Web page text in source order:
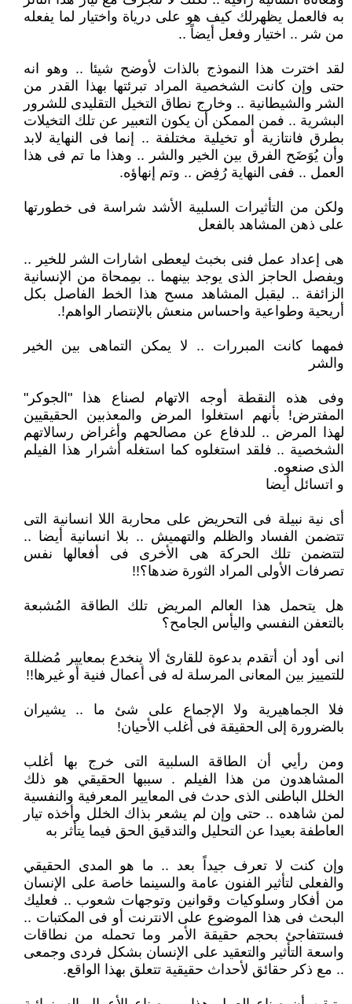
به فالعمل يظهرلك كيف هو على درياة واختيار لما يفعله
من شر .. اختيار وفعل أيضاً ..
لقد اخترت هذا النموذج بالذات لأوضح شيئا .. وهو انه
حتى وإن كانت الشخصية المراد تبرئتها بهذا القدر من
الشر والشيطانية .. وخارج نطاق التخيل التقليدى للشرور
البشرية .. فمن الممكن أن يكون التعبير عن تلك التخيلات
بطرق فانتازية أو تخيلية مختلفة .. إنما فى النهاية لابد
وأن يُوَضَح الفرق بين الخير والشر .. وهذا ما تم فى هذا
العمل .. ففى النهاية رُفِض .. وتم إنهاؤه.
ولكن من التأثيرات السلبية الأشد شراسة فى خطورتها
على ذهن المشاهد بالفعل
هى إعداد عمل فنى بخبث ليعطى اشارات الشر للخير ..
ويفصل الحاجز الذى يوجد بينهما .. بمِمحاة من الإنسانية
الزائفة .. ليقبل المشاهد مسح هذا الخط الفاصل بكل
أريحية وطواعية واحساس منعش بالإنتصار الواهم!.
فمهما كانت المبررات .. لا يمكن التماهى بين الخير
والشر
وفى هذه النقطة أوجه الاتهام لصناع هذا "الجوكر"
المفترض! بأنهم استغلوا المرض والمعذبين الحقيقيين
لهذا المرض .. للدفاع عن مصالحهم وأغراض رسالاتهم
الشخصية .. فلقد استغلوه كما استغله أشرار هذا الفيلم
الذى صنعوه.
و اتسائل أيضا
أى نية نبيلة فى التحريض على محاربة اللا انسانية التى
تتضمن الفساد والظلم والتهميش .. بلا انسانية أيضا ..
لتتضمن تلك الحركة هى الأخرى فى أفعالها نفس
تصرفات الأولى المراد الثورة ضدها؟!!
هل يتحمل هذا العالم المريض تلك الطاقة المُشبعة
بالتعفن النفسي واليأس الجامح؟
انى أود أن أتقدم بدعوة للقارئ ألا ينخدع بمعايير مُضللة
للتمييز بين المعانى المرسلة له فى أعمال فنية أو غيرها!!
فلا الجماهيرية ولا الإجماع على شئ ما .. يشيران
بالضرورة إلى الحقيقة فى أغلب الأحيان!
ومن رأيي أن الطاقة السلبية التى خرج بها أغلب
المشاهدون من هذا الفيلم . سببها الحقيقي هو ذلك
الخلل الباطنى الذى حدث فى المعايير المعرفية والنفسية
لمن شاهده .. حتى وإن لم يشعر بذاك الخلل وأخذه تيار
العاطفة بعيدا عن التحليل والتدقيق الحق فيما يتأثر به
وإن كنت لا تعرف جيداً بعد .. ما هو المدى الحقيقي
والفعلى لتأثير الفنون عامة والسينما خاصة على الإنسان
من أفكار وسلوكيات وقوانين وتوجهات شعوب .. فعليك
البحث فى هذا الموضوع على الانترنت أو فى المكتبات ..
فستتفاجئ بحجم حقيقة الأمر وما تحمله من نطاقات
واسعة التأثير والتعقيد على الإنسان بشكل فردى وجمعى
.. مع ذكر حقائق لأحداث حقيقية تتعلق بهذا الواقع.